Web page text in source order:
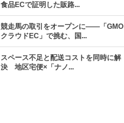
食品ECで証明した販路...
競走馬の取引をオープンに――「GMO
クラウドEC」で挑む、国...
スペース不足と配送コストを同時に解
決 地区宅便×「ナノ...